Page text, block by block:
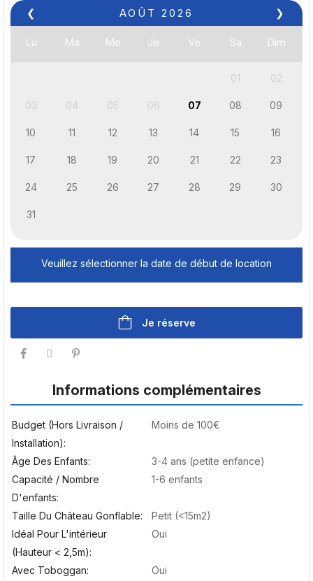
❮ ❯
AOÛT 2026
Lu Ma Me Je Ve Sa Dim
01 02
03 04 05 06 07 08 09
10 11 12 13 14 15 16
17 18 19 20 21 22 23
24 25 26 27 28 29 30
31
Veuillez sélectionner la date de début de location
Je réserve
Informations complémentaires
Budget (hors Livraison /
Installation)
Moins de 100€
Âge Des Enfants
3-4 ans (petite enfance)
Capacité / Nombre
D'enfants
1-6 enfants
Taille Du Château Gonflable
Petit (<15m2)
Idéal Pour L'intérieur
(hauteur < 2,5m)
Oui
Avec Toboggan
Oui